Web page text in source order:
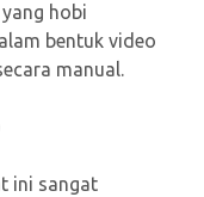
hobi
bentuk video
manual.
ini sangat